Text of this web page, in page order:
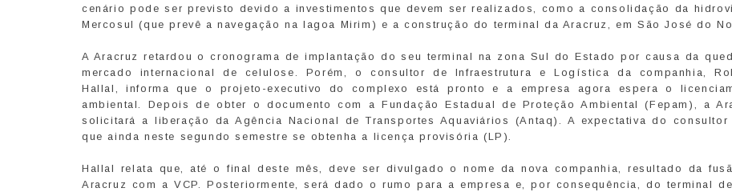
cenário pode ser previsto devido a investimentos que devem ser realizados, como a consolidação da
Mercosul (que prevê a navegação na lagoa Mirim) e a construção do terminal da Aracruz, em São José do
A Aracruz retardou o cronograma de implantação do seu terminal na zona Sul do Estado por causa da
mercado internacional de celulose. Porém, o consultor de Infraestrutura e Logística da companhia,
Hallal, informa que o projeto-executivo do complexo está pronto e a empresa agora espera o
ambiental. Depois de obter o documento com a Fundação Estadual de Proteção Ambiental (Fepam), a
solicitará a liberação da Agência Nacional de Transportes Aquaviários (Antaq). A expectativa do consultor
que ainda neste segundo semestre se obtenha a licença provisória (LP).
Hallal relata que, até o final deste mês, deve ser divulgado o nome da nova companhia, resultado da
Aracruz com a VCP. Posteriormente, será dado o rumo para a empresa e, por consequência, do terminal